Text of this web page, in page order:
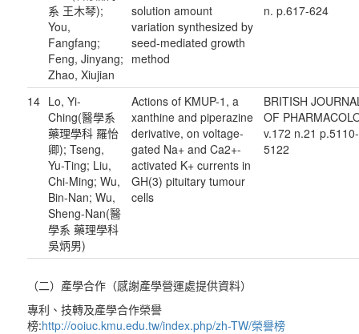
系 王木琴);
You,
Fangfang;
Feng, Jinyang;
Zhao, Xiujian
solution amount
variation synthesized by
seed-mediated growth
method
n. p.617-624
14 Lo, Yi-
Ching(醫學系
藥理學科 羅怡
卿); Tseng,
Yu-Ting; Liu,
Chi-Ming; Wu,
Bin-Nan; Wu,
Sheng-Nan(醫
學系 藥理學科
吳炳男)
Actions of KMUP-1, a
xanthine and piperazine
derivative, on voltage-
gated Na+ and Ca2+-
activated K+ currents in
GH(3) pituitary tumour
cells
BRITISH
OF
v.172 n.21 p.5110-
5122
（二）產學合作（感謝產學營運處提供資料）
專利、技轉及產學合作榮譽
榜:http://ooiuc.kmu.edu.tw/index.php/zh-TW/榮譽榜